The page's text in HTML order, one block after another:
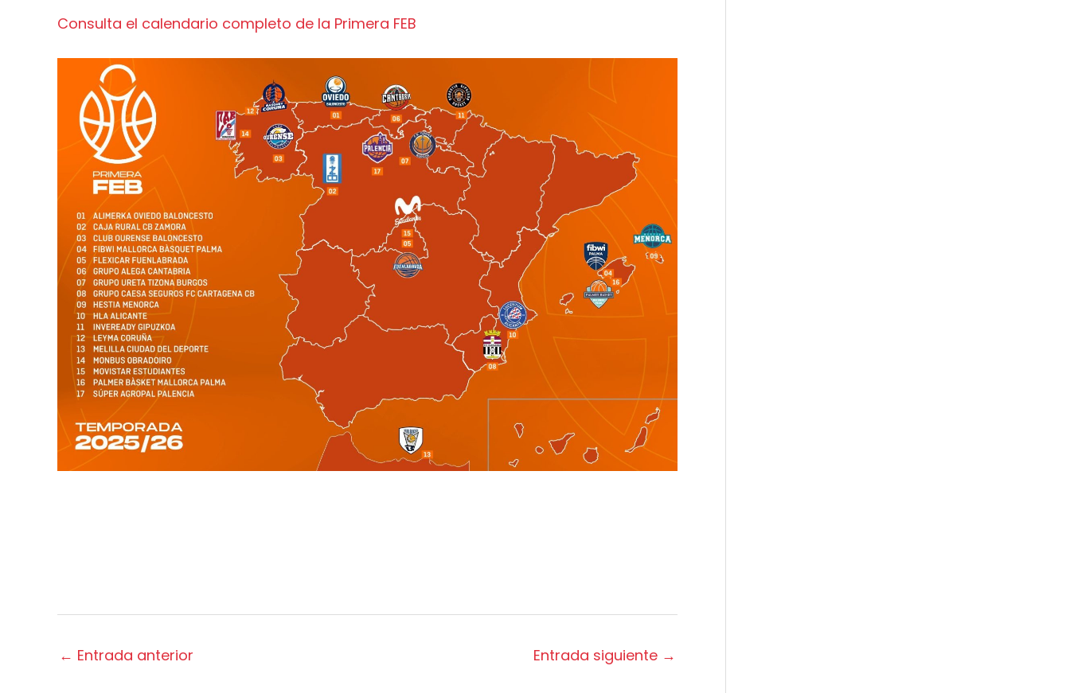
Consulta el calendario completo de la Primera FEB
← Entrada anterior Entrada siguiente →